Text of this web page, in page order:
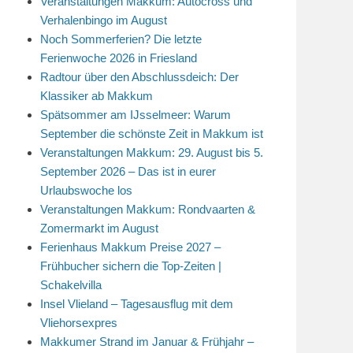
Verhalenbingo im August
Noch Sommerferien? Die letzte
Ferienwoche 2026 in Friesland
Radtour über den Abschlussdeich: Der
Klassiker ab Makkum
Spätsommer am IJsselmeer: Warum
September die schönste Zeit in Makkum ist
Veranstaltungen Makkum: 29. August bis 5.
September 2026 – Das ist in eurer
Urlaubswoche los
Veranstaltungen Makkum: Rondvaarten &
Zomermarkt im August
Ferienhaus Makkum Preise 2027 –
Frühbucher sichern die Top-Zeiten |
Schakelvilla
Insel Vlieland – Tagesausflug mit dem
Vliehorsexpres
Makkumer Strand im Januar & Frühjahr –